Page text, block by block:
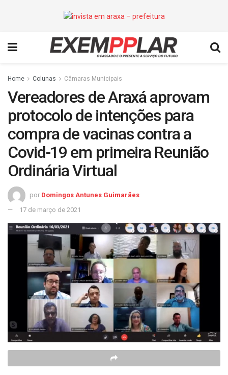
Home Colunas Câmaras Municipais
Vereadores de Araxá aprovam
protocolo de intenções para
compra de vacinas contra a
Covid-19 em primeira Reunião
Ordinária Virtual
por Domingos Antunes Guimarães
17 de março de 2021